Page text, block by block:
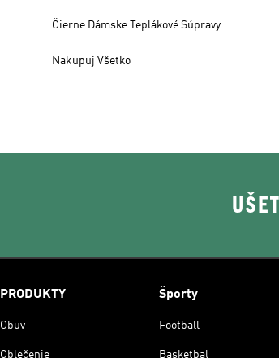
Čierne Dámske Teplákové Súpravy
Nakupuj Všetko
PRODUKTY
Obuv
Oblečenie
Športy
Football
Basketbal